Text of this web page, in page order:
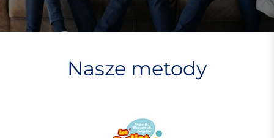
Nasze metody